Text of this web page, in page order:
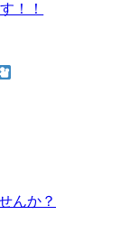
！！
んか？